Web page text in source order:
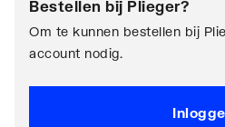
Bestellen bij Plieger?
Om te kunnen bestellen bij
account nodig.